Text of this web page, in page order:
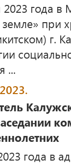
года в
при
г.
...
года в